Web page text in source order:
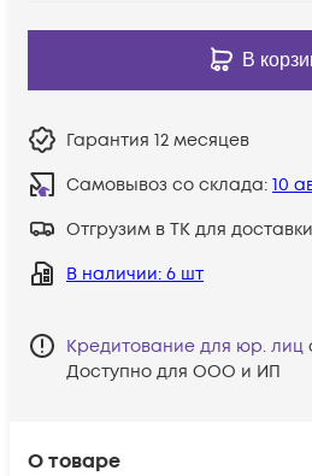
О товаре
В
Гарантия 12 месяцев
Самовывоз со склада: 10
Отгрузим в ТК для
В наличии: 6 шт
Кредитование для юр. лиц
Доступно для ООО и ИП